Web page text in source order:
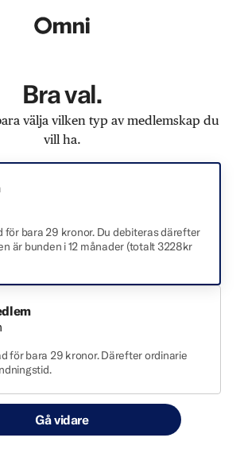
Bra val.
välja vilken typ av medlemskap du
vill ha.
för bara 29 kronor. Du debiteras därefter
är bunden i 12 månader (totalt 3228kr
för bara 29 kronor. Därefter ordinarie
Gå vidare